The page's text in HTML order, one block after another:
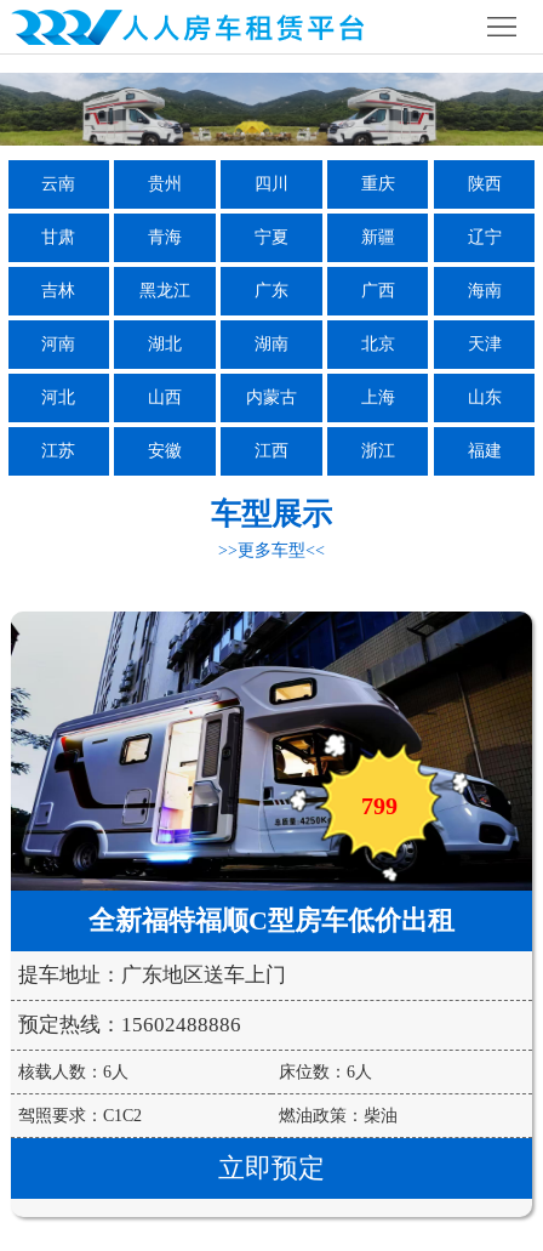
页
公
司
行
地
房
车
攻
略
联
系
我
云南 贵州 四川 重庆 陕西
甘肃 青海 宁夏 新疆 辽宁
吉林 黑龙江 广东 广西 海南
河南 湖北 湖南 北京 天津
河北 山西 内蒙古 上海 山东
江苏 安徽 江西 浙江 福建
车型展示
>>更多车型<<
799
全新福特福顺C型房车低价出租
提车地址：广东地区送车上门
预定热线：15602488886
核载人数：6人 床位数：6人
驾照要求：C1C2 燃油政策：柴油
立即预定